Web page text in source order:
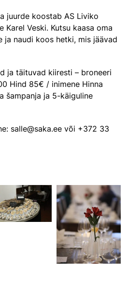
juurde koostab AS Liviko
Karel Veski. Kutsu kaasa oma
ja naudi koos hetki, mis jäävad
ja täituvad kiiresti – broneeri
Hind 85€ / inimene Hinna
šampanja ja 5-käiguline
salle@saka.ee või +372 33